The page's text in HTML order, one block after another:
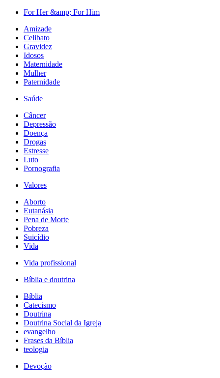
For Her &amp; For Him
Amizade
Celibato
Gravidez
Idosos
Maternidade
Mulher
Paternidade
Saúde
Câncer
Depressão
Doença
Drogas
Estresse
Luto
Pornografia
Valores
Aborto
Eutanásia
Pena de Morte
Pobreza
Suicídio
Vida
Vida profissional
Bíblia e doutrina
Bíblia
Catecismo
Doutrina
Doutrina Social da Igreja
evangelho
Frases da Bíblia
teologia
Devoção